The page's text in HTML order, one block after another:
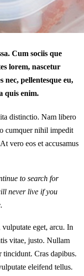
Cum sociis que
lorem, nascetur
nec, pellentesque eu,
quis enim.
distinctio. Nam libero
cumquer nihil impedit
vero eos et accusamus
to search for
never live if you
eget, arcu. In
vitae, justo. Nullam
Cras dapibus.
eleifend tellus.